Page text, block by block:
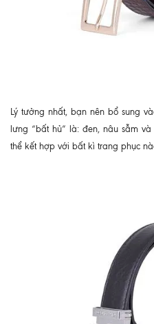
Lý tưởng nhất, bạn nên bổ sung
lưng “bất hủ” là: đen, nâu sẫm
thể kết hợp với bất kì trang phục